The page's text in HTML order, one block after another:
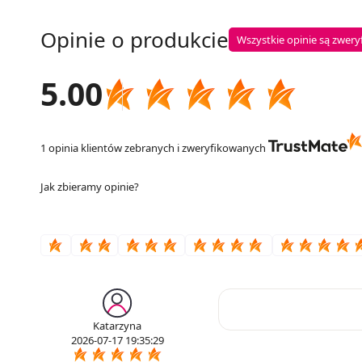
Opinie o produkcie Wszystkie opinie są
5.00
1 opinia klientów zebranych i zweryfikowanych
Jak zbieramy opinie?
Katarzyna
2026-07-17 19:35:29